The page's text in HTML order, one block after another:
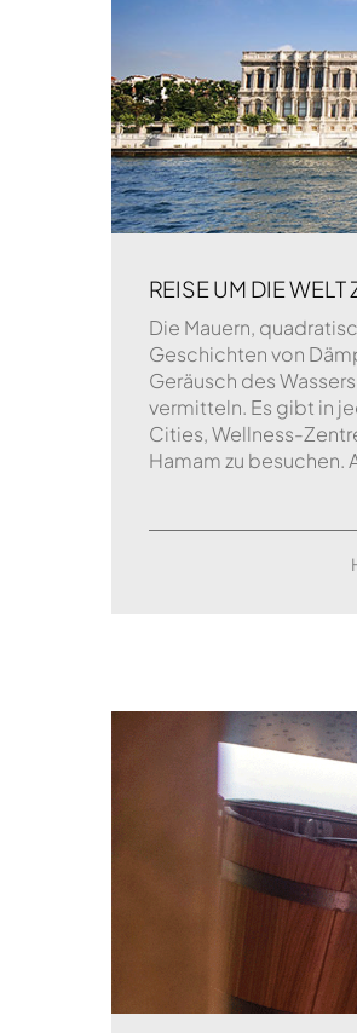
REISE UM DIE
Die Mauern,
Geschichten von
Geräusch des
vermitteln. Es gibt in
Cities, Wellness-
Hamam zu besuchen.